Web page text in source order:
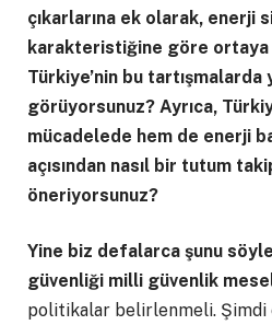
çıkarlarına ek olarak, enerji
karakteristiğine göre ortaya
Türkiye’nin bu
görüyorsunuz? Ayrıca,
mücadelede hem de enerji
açısından nasıl bir tutum
öneriyorsunuz?
Yine biz defalarca şunu
güvenliği milli güvenlik
politikalar belirlenmeli. Şimdi